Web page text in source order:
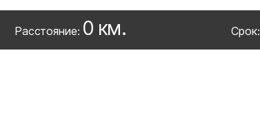
Расстояние: 0 км. Срок: